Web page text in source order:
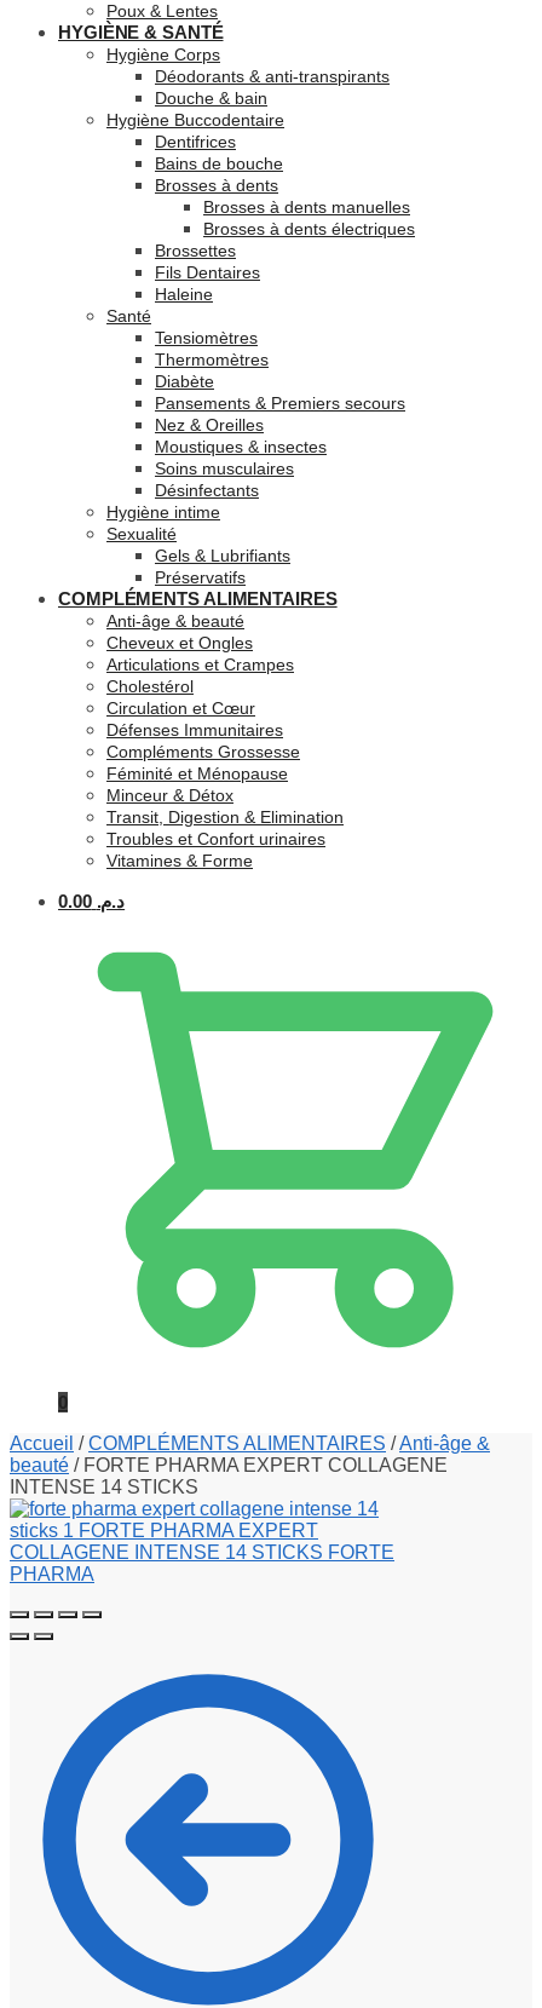
Poux & Lentes
HYGIÈNE & SANTÉ
Hygiène Corps
Déodorants & anti-transpirants
Douche & bain
Hygiène Buccodentaire
Dentifrices
Bains de bouche
Brosses à dents
Brosses à dents manuelles
Brosses à dents électriques
Brossettes
Fils Dentaires
Haleine
Santé
Tensiomètres
Thermomètres
Diabète
Pansements & Premiers secours
Nez & Oreilles
Moustiques & insectes
Soins musculaires
Désinfectants
Hygiène intime
Sexualité
Gels & Lubrifiants
Préservatifs
COMPLÉMENTS ALIMENTAIRES
Anti-âge & beauté
Cheveux et Ongles
Articulations et Crampes
Cholestérol
Circulation et Cœur
Défenses Immunitaires
Compléments Grossesse
Féminité et Ménopause
Minceur & Détox
Transit, Digestion & Elimination
Troubles et Confort urinaires
Vitamines & Forme
د.م. 0.00
0
Accueil /COMPLÉMENTS ALIMENTAIRES /Anti-âge &
beauté / FORTE PHARMA EXPERT COLLAGENE
INTENSE 14 STICKS